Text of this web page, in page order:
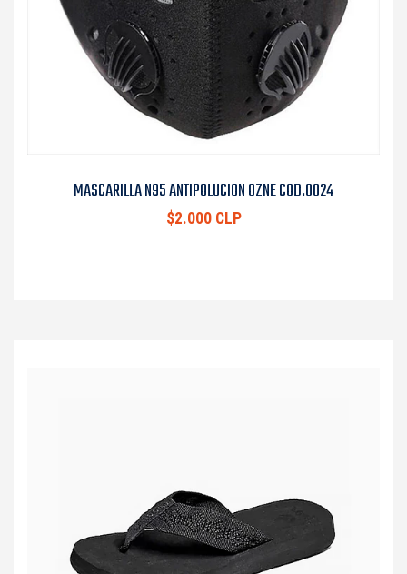
MASCARILLA N95 ANTIPOLUCION OZNE COD.0024
$2.000 CLP